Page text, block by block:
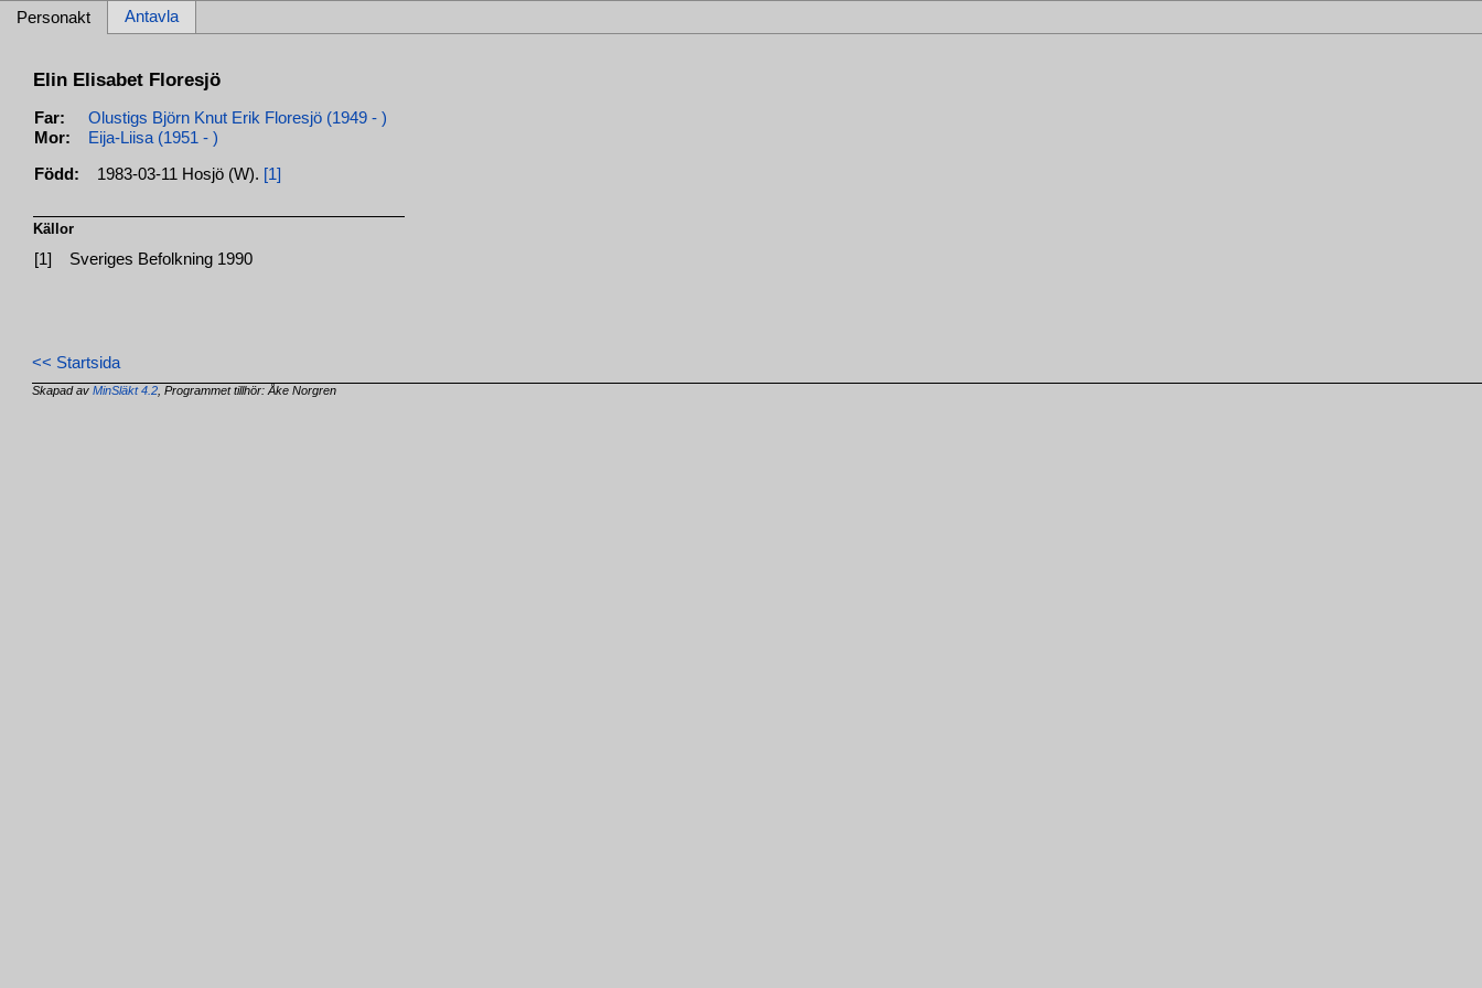
Personakt Antavla
Elin Elisabet Floresjö
Far:
Olustigs Björn Knut Erik Floresjö (1949 - )
Mor:
Eija-Liisa (1951 - )
Född: 1983-03-11 Hosjö (W). [1]
Källor
[1] Sveriges Befolkning 1990
<< Startsida
Skapad avMinSläkt 4.2 , Programmet tillhör: Åke Norgren